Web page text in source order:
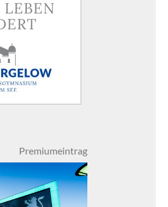
Premiumeintrag